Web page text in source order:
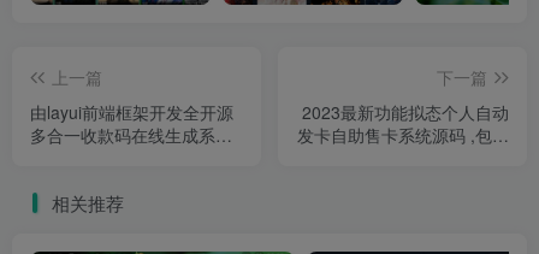
上一篇
由layui前端框架开发全开源
多合一收款码在线生成系统
下一篇
2023最新功能拟态个人自动
发卡自助售卡系统源码 ,包含
相关推荐